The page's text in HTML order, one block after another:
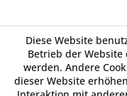
Diese Website
Betrieb der
werden. Andere
dieser Website